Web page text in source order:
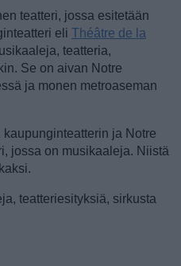
teatteri, jossa esitetään
eli Théâtre de la
teatteria,
Se on aivan Notre
ja monen metroaseman
kaupunginteatterin ja Notre
jossa on musikaaleja. Niistä
teatteriesityksiä, sirkusta